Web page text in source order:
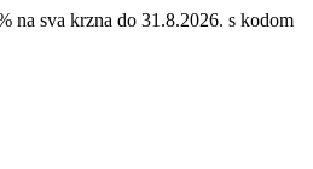
na sva krzna do 31.8.2026. s kodom